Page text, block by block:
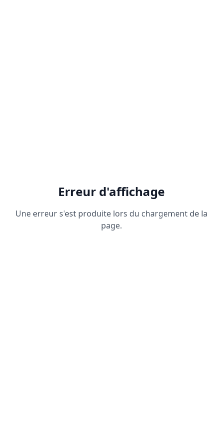
Erreur d'affichage
Une erreur s'est produite lors du chargement de la
page.